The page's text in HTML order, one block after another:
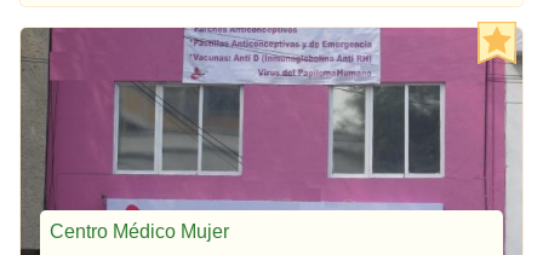
Centro Médico Mujer